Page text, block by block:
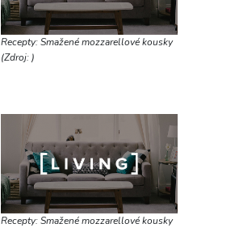
Recepty: Smažené mozzarellové kousky
(Zdroj: )
Recepty: Smažené mozzarellové kousky